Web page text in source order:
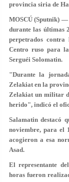
provincia siria de
MOSCÚ (Sputnik)
durante las últimas
perpetrados
Centro ruso para
Serguéi Solomatin.
"Durante la
Zelakiat en la
Zelakiat un militar
herido", indicó el
Salamatin destacó
noviembre, para el
acogieron a esa
Asad.
El representante
horas fueron